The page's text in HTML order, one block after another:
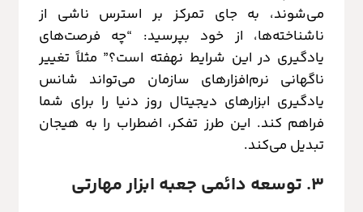
می‌شوند، به جای تمرکز بر استرس ناشی از
ناشناخته‌ها، از خود بپرسید: “چه فرصت‌های
یادگیری در این شرایط نهفته است؟” مثلاً تغییر
ناگهانی نرم‌افزارهای سازمان می‌تواند شانس
یادگیری ابزارهای دیجیتال روز دنیا را برای شما
فراهم کند. این طرز تفکر، اضطراب را به هیجان
تبدیل می‌کند.
۳. توسعه دائمی جعبه ابزار مهارتی